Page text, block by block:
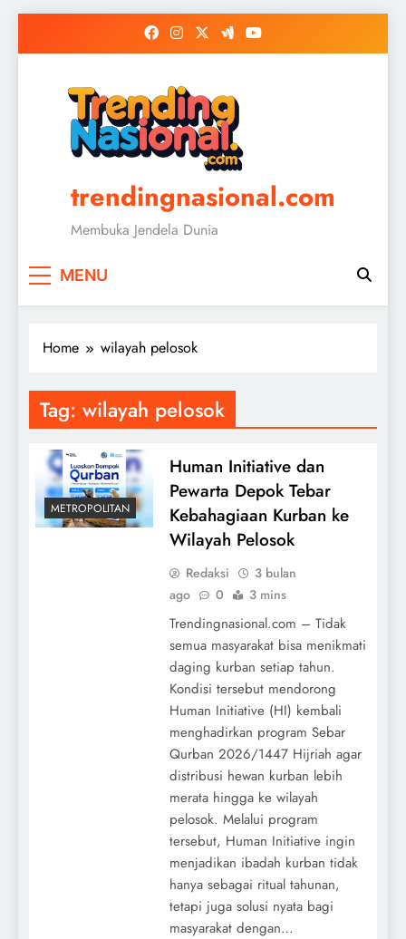
trendingnasional.com
Membuka Jendela Dunia
MENU
Home wilayah pelosok
Tag: wilayah pelosok
METROPOLITAN
Human Initiative dan
Pewarta Depok Tebar
Kebahagiaan Kurban ke
Wilayah Pelosok
Redaksi
3 bulan
ago
0 3 mins
Trendingnasional.com – Tidak
semua masyarakat bisa menikmati
daging kurban setiap tahun.
Kondisi tersebut mendorong
Human Initiative (HI) kembali
menghadirkan program Sebar
Qurban 2026/1447 Hijriah agar
distribusi hewan kurban lebih
merata hingga ke wilayah
pelosok. Melalui program
tersebut, Human Initiative ingin
menjadikan ibadah kurban tidak
hanya sebagai ritual tahunan,
tetapi juga solusi nyata bagi
masyarakat dengan…